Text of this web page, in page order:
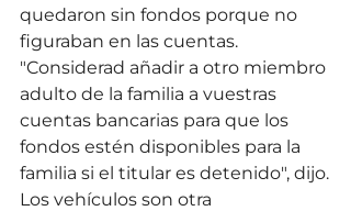
quedaron sin fondos porque no
figuraban en las cuentas.
"Considerad añadir a otro miembro
adulto de la familia a vuestras
cuentas bancarias para que los
fondos estén disponibles para la
familia si el titular es detenido", dijo.
Los vehículos son otra